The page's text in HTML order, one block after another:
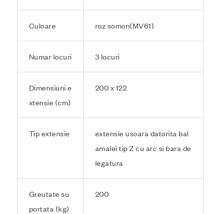
Culoare roz somon(MV61)
Numar locuri 3 locuri
Dimensiuni e
xtensie (cm)
200 x 122
Tip extensie
extensie usoara datorita bal
amalei tip Z cu arc si bara de
legatura
Greutate su
portata (kg)
200